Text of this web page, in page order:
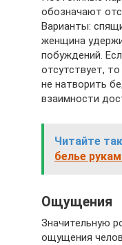
обозначают
Варианты:
женщина
побуждений.
отсутствует,
не натворить
взаимности
Читайте
белье
Ощущения
Значительную
ощущения